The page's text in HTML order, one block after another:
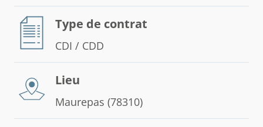
Type de contrat
CDI / CDD
Lieu
Maurepas (78310)